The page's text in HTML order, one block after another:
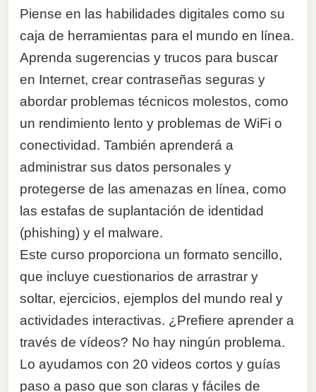
Piense en las habilidades digitales como su
caja de herramientas para el mundo en línea.
Aprenda sugerencias y trucos para buscar
en Internet, crear contraseñas seguras y
abordar problemas técnicos molestos, como
un rendimiento lento y problemas de WiFi o
conectividad. También aprenderá a
administrar sus datos personales y
protegerse de las amenazas en línea, como
las estafas de suplantación de identidad
(phishing) y el malware.
Este curso proporciona un formato sencillo,
que incluye cuestionarios de arrastrar y
soltar, ejercicios, ejemplos del mundo real y
actividades interactivas. ¿Prefiere aprender a
través de vídeos? No hay ningún problema.
Lo ayudamos con 20 videos cortos y guías
paso a paso que son claras y fáciles de